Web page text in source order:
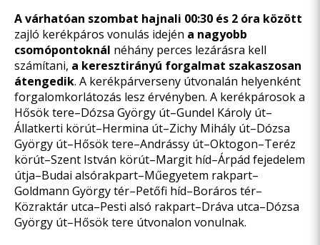
A várhatóan szombat hajnali 00:30 és 2 óra között
zajló kerékpáros vonulás idején a nagyobb
csomópontoknál néhány perces lezárásra kell
számítani, a keresztirányú forgalmat szakaszosan
átengedik. A kerékpárverseny útvonalán helyenként
forgalomkorlátozás lesz érvényben. A kerékpárosok a
Hősök tere–Dózsa György út–Gundel Károly út–
Állatkerti körút–Hermina út–Zichy Mihály út–Dózsa
György út–Hősök tere–Andrássy út–Oktogon–Teréz
körút–Szent István körút–Margit híd–Árpád fejedelem
útja–Budai alsórakpart–Műegyetem rakpart–
Goldmann György tér–Petőfi híd–Boráros tér–
Közraktár utca–Pesti alsó rakpart–Dráva utca–Dózsa
György út–Hősök tere útvonalon vonulnak.